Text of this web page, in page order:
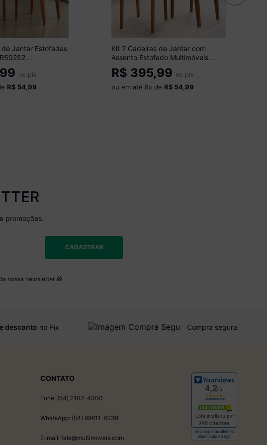
de Jantar Estofadas
no pix
R$ 54,99
Kit 2 Cadeiras de Jantar com
Assento Estofado Multimóveis
CR50253 Cinamomo/Grafite
R$ 395,99 no pix
ou em até 8x de R$ 54,99
promoções.
CADASTRAR
nossa newsletter 🎁
desconto no Pix Compra segura
CONTATO
Fone: (54) 2102-4000
WhatsApp: (54) 99611-6238
E-mail: fale@multimoveis.com